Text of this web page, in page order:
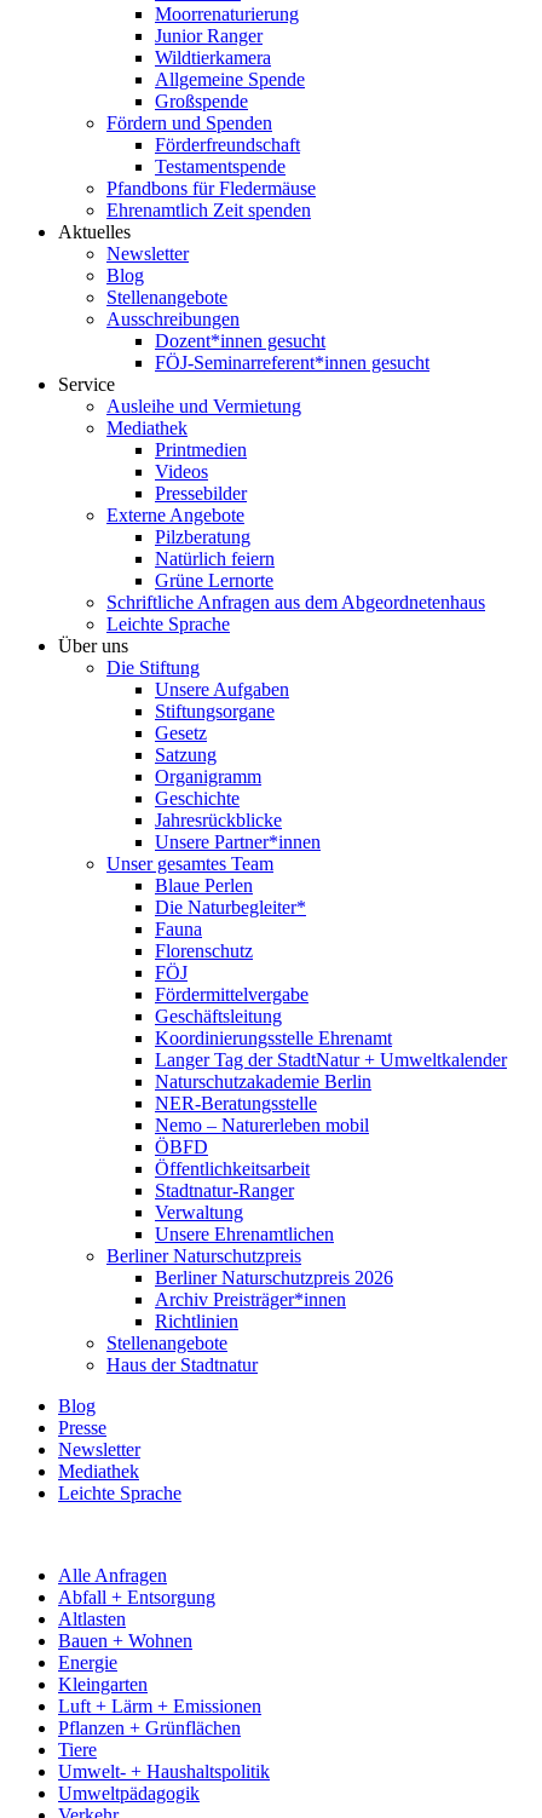
Moorrenaturierung
Junior Ranger
Wildtierkamera
Allgemeine Spende
Großspende
Fördern und Spenden
Förderfreundschaft
Testamentspende
Pfandbons für Fledermäuse
Ehrenamtlich Zeit spenden
Aktuelles
Newsletter
Blog
Stellenangebote
Ausschreibungen
Dozent*innen gesucht
FÖJ-Seminarreferent*innen gesucht
Service
Ausleihe und Vermietung
Mediathek
Printmedien
Videos
Pressebilder
Externe Angebote
Pilzberatung
Natürlich feiern
Grüne Lernorte
Schriftliche Anfragen aus dem Abgeordnetenhaus
Leichte Sprache
Über uns
Die Stiftung
Unsere Aufgaben
Stiftungsorgane
Gesetz
Satzung
Organigramm
Geschichte
Jahresrückblicke
Unsere Partner*innen
Unser gesamtes Team
Blaue Perlen
Die Naturbegleiter*
Fauna
Florenschutz
FÖJ
Fördermittelvergabe
Geschäftsleitung
Koordinierungsstelle Ehrenamt
Langer Tag der StadtNatur + Umweltkalender
Naturschutzakademie Berlin
NER-Beratungsstelle
Nemo – Naturerleben mobil
ÖBFD
Öffentlichkeitsarbeit
Stadtnatur-Ranger
Verwaltung
Unsere Ehrenamtlichen
Berliner Naturschutzpreis
Berliner Naturschutzpreis 2026
Archiv Preisträger*innen
Richtlinien
Stellenangebote
Haus der Stadtnatur
Blog
Presse
Newsletter
Mediathek
Leichte Sprache
Alle Anfragen
Abfall + Entsorgung
Altlasten
Bauen + Wohnen
Energie
Kleingarten
Luft + Lärm + Emissionen
Pflanzen + Grünflächen
Tiere
Umwelt- + Haushaltspolitik
Umweltpädagogik